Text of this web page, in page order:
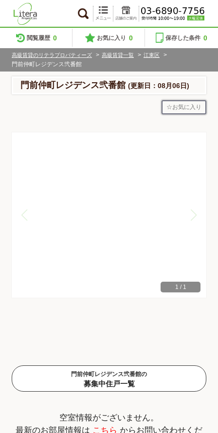
閲覧履歴 0 お気に入り 0 保存した条件 0
高級賃貸のリテラプロパティーズ > 高級賃貸一覧 > 江東区
>
門前仲町レジデンス弐番館
門前仲町レジデンス弐番館 (更新日：08月06日)
お気に入り
1 / 1
門前仲町レジデンス弐番館の
募集中住戸一覧
空室情報がございません。
最新のお部屋情報は こちら からお問い合わせくだ